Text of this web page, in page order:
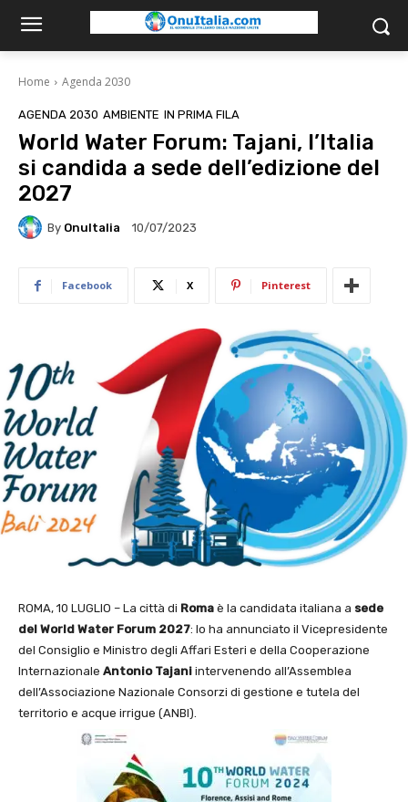
Home Agenda 2030
AGENDA 2030 AMBIENTE IN PRIMA FILA
World Water Forum: Tajani, l’Italia
si candida a sede dell’edizione del
2027
By OnuItalia 10/07/2023
Facebook X Pinterest
ROMA, 10 LUGLIO – La città di Roma è la candidata italiana a sede
del World Water Forum 2027: lo ha annunciato il Vicepresidente
del Consiglio e Ministro degli Affari Esteri e della Cooperazione
Internazionale Antonio Tajani intervenendo all’Assemblea
dell’Associazione Nazionale Consorzi di gestione e tutela del
territorio e acque irrigue (ANBI).